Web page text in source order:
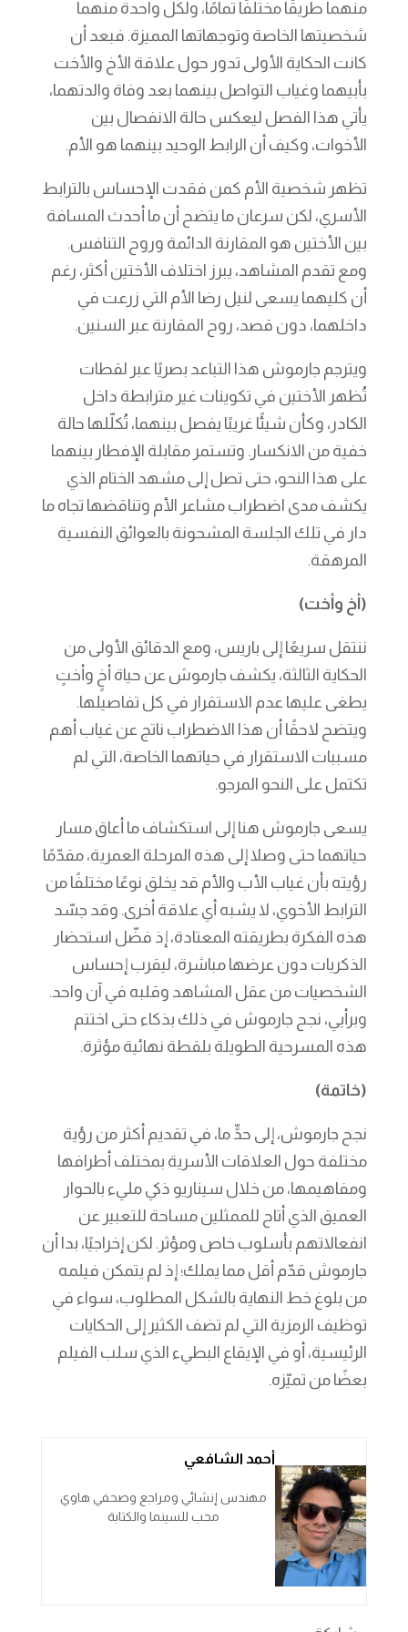
منهما طريقًا مختلفًا تمامًا، ولكل واحدة منهما
شخصيتها الخاصة وتوجهاتها المميزة. فبعد أن
كانت الحكاية الأولى تدور حول علاقة الأخ والأخت
بأبيهما وغياب التواصل بينهما بعد وفاة والدتهما،
يأتي هذا الفصل ليعكس حالة الانفصال بين
الأخوات، وكيف أن الرابط الوحيد بينهما هو الأم.
تظهر شخصية الأم كمن فقدت الإحساس بالترابط
الأسري، لكن سرعان ما يتضح أن ما أحدث المسافة
بين الأختين هو المقارنة الدائمة وروح التنافس.
ومع تقدم المشاهد، يبرز اختلاف الأختين أكثر، رغم
أن كليهما يسعى لنيل رضا الأم التي زرعت في
داخلهما، دون قصد، روح المقارنة عبر السنين.
ويترجم جارموش هذا التباعد بصريًا عبر لقطات
تُظهر الأختين في تكوينات غير مترابطة داخل
الكادر، وكأن شيئًا غريبًا يفصل بينهما، تُكلّلها حالة
خفية من الانكسار. وتستمر مقابلة الإفطار بينهما
على هذا النحو، حتى تصل إلى مشهد الختام الذي
يكشف مدى اضطراب مشاعر الأم وتناقضها تجاه ما
دار في تلك الجلسة المشحونة بالعوائق النفسية
المرهقة.
(أخ وأخت)
ننتقل سريعًا إلى باريس، ومع الدقائق الأولى من
الحكاية الثالثة، يكشف جارموش عن حياة أخٍ وأختٍ
يطغى عليها عدم الاستقرار في كل تفاصيلها.
ويتضح لاحقًا أن هذا الاضطراب ناتج عن غياب أهم
مسببات الاستقرار في حياتهما الخاصة، التي لم
تكتمل على النحو المرجو.
يسعى جارموش هنا إلى استكشاف ما أعاق مسار
حياتهما حتى وصلا إلى هذه المرحلة العمرية، مقدّمًا
رؤيته بأن غياب الأب والأم قد يخلق نوعًا مختلفًا من
الترابط الأخوي، لا يشبه أي علاقة أخرى. وقد جسّد
هذه الفكرة بطريقته المعتادة، إذ فضّل استحضار
الذكريات دون عرضها مباشرة، ليقرب إحساس
الشخصيات من عقل المشاهد وقلبه في آن واحد.
وبرأيي، نجح جارموش في ذلك بذكاء حتى اختتم
هذه المسرحية الطويلة بلقطة نهائية مؤثرة.
(خاتمة)
نجح جارموش، إلى حدٍّ ما، في تقديم أكثر من رؤية
مختلفة حول العلاقات الأسرية بمختلف أطرافها
ومفاهيمها، من خلال سيناريو ذكي مليء بالحوار
العميق الذي أتاح للممثلين مساحة للتعبير عن
انفعالاتهم بأسلوب خاص ومؤثر. لكن إخراجيًا، بدا أن
جارموش قدّم أقل مما يملك؛ إذ لم يتمكن فيلمه
من بلوغ خط النهاية بالشكل المطلوب، سواء في
توظيف الرمزية التي لم تضف الكثير إلى الحكايات
الرئيسية، أو في الإيقاع البطيء الذي سلب الفيلم
بعضًا من تميّزه.
أحمد الشافعي
مهندس إنشائي ومراجع وصحفي هاوي
محب للسينما والكتابة